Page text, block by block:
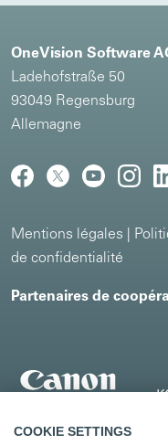
OneVision Software
Ladehofstraße 50
93049 Regensburg
Allemagne
Mentions légales
de confidentialité
Partenaires de
COOKIE SETTINGS